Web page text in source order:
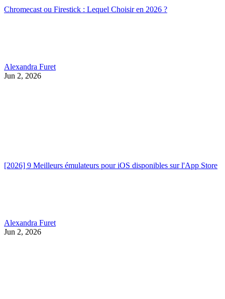
Chromecast ou Firestick : Lequel Choisir en 2026 ?
Alexandra Furet
Jun 2, 2026
[2026] 9 Meilleurs émulateurs pour iOS disponibles sur l'App Store
Alexandra Furet
Jun 2, 2026